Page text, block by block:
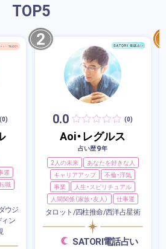
TOP5
(0)
運
職
ウジ
ン
2
0.0 (0)
Aoi・レグルス
占い歴9年
2人の未来
あなたを好きな人
キャリアアップ
不倫・浮気
事業
人生・スピリチュアル
人間関係（家族・友人）
仕事運
タロット/四柱推命/西洋占星術
SATORI電話占い